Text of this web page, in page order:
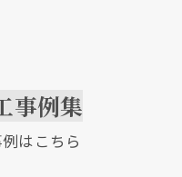
事例集
はこちら